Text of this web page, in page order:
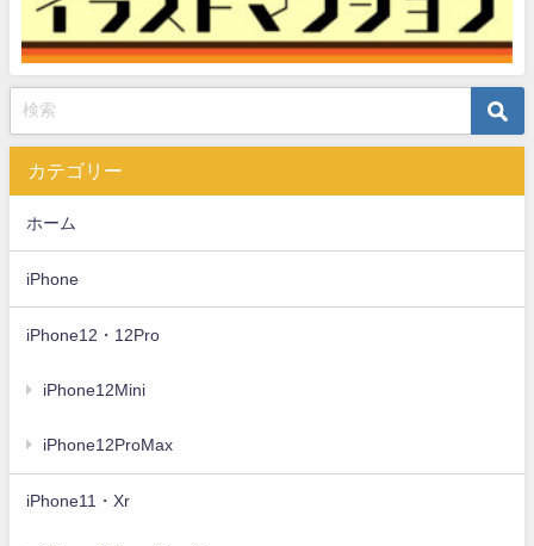
カテゴリー
ホーム
iPhone
iPhone12・12Pro
iPhone12Mini
iPhone12ProMax
iPhone11・Xr